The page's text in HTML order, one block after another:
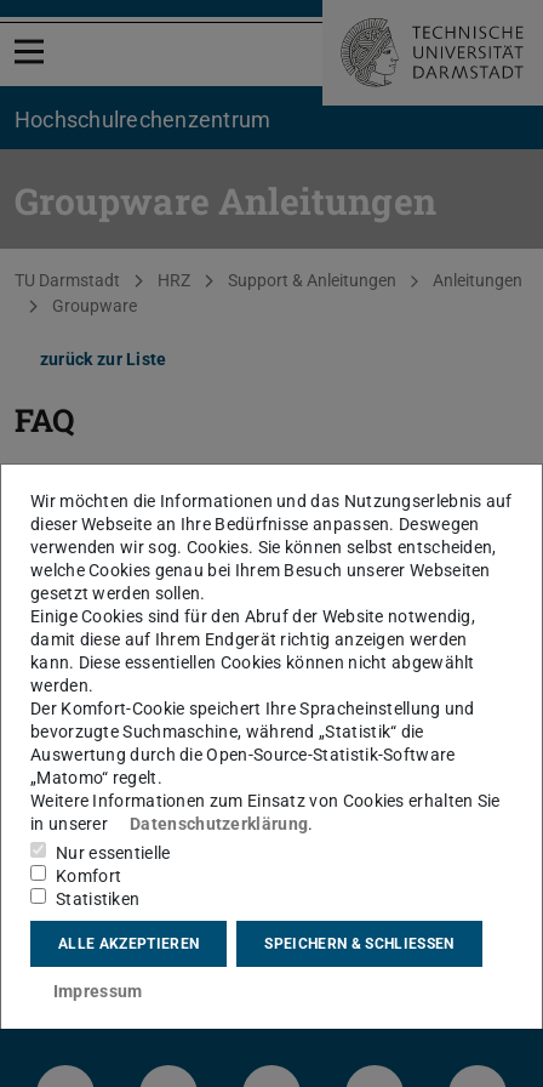
Menü öffnen
Hochschul­rechenzentrum
Groupware Anleitungen
Sie befinden sich hier:
TU Darmstadt HRZ Support & Anleitungen
Anleitungen
Groupware
zurück zur Liste
FAQ
E-Mails scheinen zu fehlen oder sind nicht lesbar. Was kann ich
tun?
Mac Mail
Wieviel Speicherplatz habe ich (noch) zur Verfügung?
Mac Mail
Wie erhalte ich mehr Speicherplatz?
Wir möchten die Informationen und das Nutzungserlebnis auf
dieser Webseite an Ihre Bedürfnisse anpassen. Deswegen
verwenden wir sog. Cookies. Sie können selbst entscheiden,
welche Cookies genau bei Ihrem Besuch unserer Webseiten
gesetzt werden sollen.
Einige Cookies sind für den Abruf der Website notwendig,
damit diese auf Ihrem Endgerät richtig anzeigen werden
kann. Diese essentiellen Cookies können nicht abgewählt
werden.
Der Komfort-Cookie speichert Ihre Spracheinstellung und
bevorzugte Suchmaschine, während „Statistik“ die
Auswertung durch die Open-Source-Statistik-Software
„Matomo“ regelt.
Weitere Informationen zum Einsatz von Cookies erhalten Sie
in unserer
Datenschutzerklärung.
Nur essentielle
Komfort
Statistiken
ALLE AKZEPTIEREN SPEICHERN & SCHLIESSEN
Impressum